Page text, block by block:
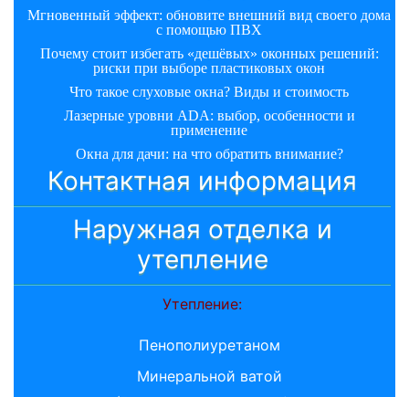
Мгновенный эффект: обновите внешний вид своего дома
с помощью ПВХ
Почему стоит избегать «дешёвых» оконных решений:
риски при выборе пластиковых окон
Что такое слуховые окна? Виды и стоимость
Лазерные уровни ADA: выбор, особенности и
применение
Окна для дачи: на что обратить внимание?
Контактная информация
Наружная отделка и
утепление
Утепление:
Пенополиуретаном
Минеральной ватой